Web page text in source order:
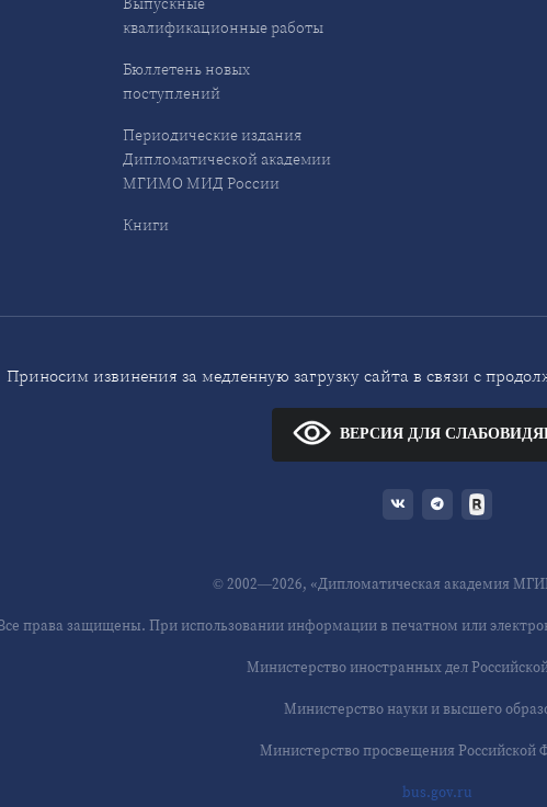
квалификационные работы
Бюллетень новых
поступлений
Периодические издания
Дипломатической академии
МГИМО МИД России
Книги
Приносим извинения за медленную загрузку сайта в связи с
ВЕРСИЯ ДЛЯ
© 2002—2026, «Дипломатическая академия
права защищены. При использовании информации в печатном или
Министерство иностранных дел
Министерство науки и высшего
Министерство просвещения Российской
bus.gov.ru